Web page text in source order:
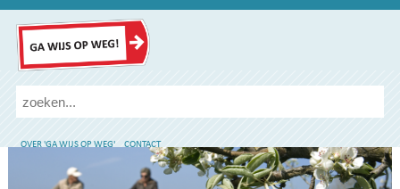
OVER 'GA WIJS OP WEG' CONTACT